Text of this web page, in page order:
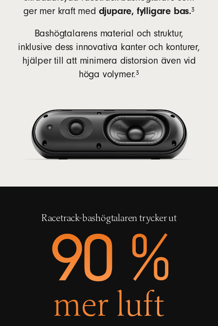
ger mer kraft med djupare, fylligare bas.fotnot
3
Bashögtalarens material och struktur,
inklusive dess innovativa kanter och konturer,
hjälper till att minimera distorsion även vid
höga volymer.fotnot
3
Racetrack-bashögtalaren trycker ut
90 %
mer luft